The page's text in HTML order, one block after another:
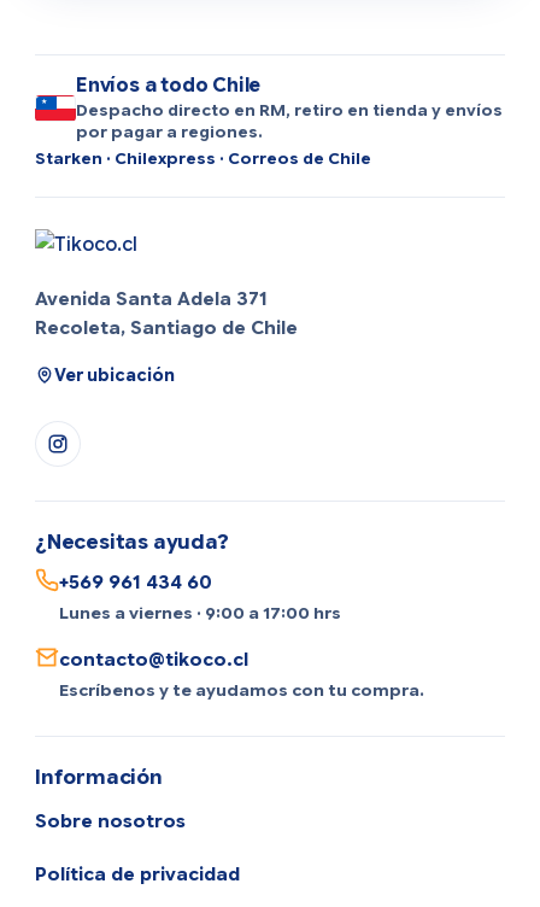
Envíos a todo Chile
Despacho directo en RM, retiro en tienda y envíos
por pagar a regiones.
Starken · Chilexpress · Correos de Chile
Avenida Santa Adela 371
Recoleta, Santiago de Chile
Ver ubicación
¿Necesitas ayuda?
+569 961 434 60
Lunes a viernes · 9:00 a 17:00 hrs
contacto@tikoco.cl
Escríbenos y te ayudamos con tu compra.
Información
Sobre nosotros
Política de privacidad